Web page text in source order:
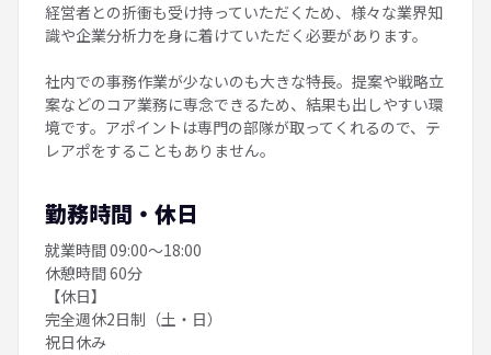
経営者との折衝も受け持っていただくため、様々な業界知
識や企業分析力を身に着けていただく必要があります。
社内での事務作業が少ないのも大きな特長。提案や戦略立
案などのコア業務に専念できるため、結果も出しやすい環
境です。アポイントは専門の部隊が取ってくれるので、テ
レアポをすることもありません。
勤務時間・休日
就業時間 09:00〜18:00
休憩時間 60分
【休日】
完全週休2日制（土・日）
祝日休み